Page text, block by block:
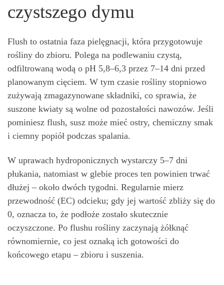
czystszego dymu
Flush to ostatnia faza pielęgnacji, która przygotowuje
rośliny do zbioru. Polega na podlewaniu czystą,
odfiltrowaną wodą o pH 5,8–6,3 przez 7–14 dni przed
planowanym cięciem. W tym czasie rośliny stopniowo
zużywają zmagazynowane składniki, co sprawia, że
suszone kwiaty są wolne od pozostałości nawozów. Jeśli
pominiesz flush, susz może mieć ostry, chemiczny smak
i ciemny popiół podczas spalania.
W uprawach hydroponicznych wystarczy 5–7 dni
płukania, natomiast w glebie proces ten powinien trwać
dłużej – około dwóch tygodni. Regularnie mierz
przewodność (EC) odcieku; gdy jej wartość zbliży się do
0, oznacza to, że podłoże zostało skutecznie
oczyszczone. Po flushu rośliny zaczynają żółknąć
równomiernie, co jest oznaką ich gotowości do
końcowego etapu – zbioru i suszenia.